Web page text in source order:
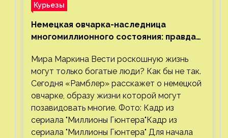
Курьезы
Немецкая овчарка-наследница
многомиллионного состояния: правда
Мира Маркина Вести роскошную жизнь
могут только богатые люди? Как бы не так.
Сегодня «Рамблер» расскажет о немецкой
овчарке, образу жизни которой могут
позавидовать многие. Фото: Кадр из
сериала "Миллионы Гюнтера"Кадр из
сериала "Миллионы Гюнтера" Для начала